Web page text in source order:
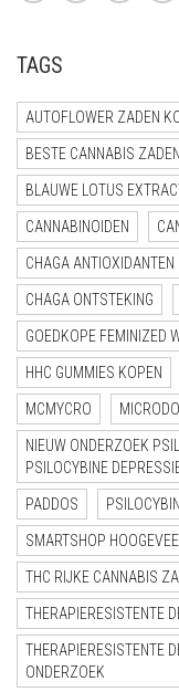
TAGS
AUTOFLOWER ZADEN
BESTE CANNABIS
BLAUWE LOTUS
CANNABINOIDEN
CHAGA ANTIOXIDANTEN
CHAGA ONTSTEKING
GOEDKOPE FEMINIZED
HHC GUMMIES KOPEN
MCMYCRO
NIEUW ONDERZOEK
PSILOCYBINE
PADDOS
SMARTSHOP
THC RIJKE CANNABIS
THERAPIERESISTENTE
THERAPIERESISTENTE
ONDERZOEK